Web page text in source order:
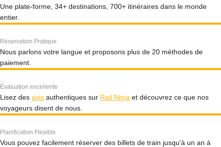
Une plate-forme, 34+ destinations, 700+ itinéraires dans le monde
entier.
Réservation Pratique
Nous parlons votre langue et proposons plus de 20 méthodes de
paiement.
Évaluation excellente
Lisez des avis authentiques sur Rail Ninja et découvrez ce que nos
voyageurs disent de nous.
Planification Flexible
Vous pouvez facilement réserver des billets de train jusqu'à un an à